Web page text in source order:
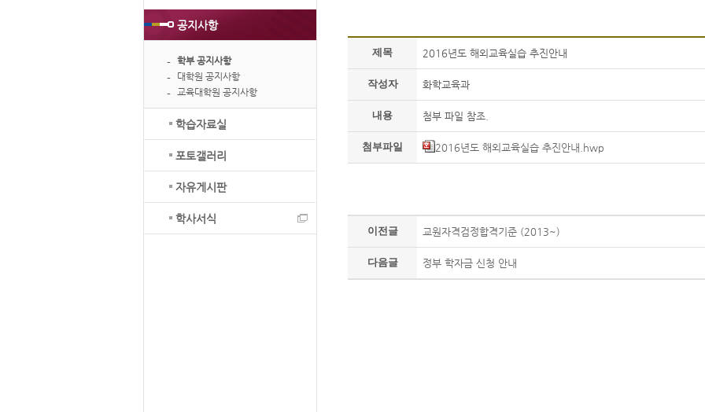
공지사항
학부 공지사항
대학원 공지사항
교육대학원 공지사항
학습자료실
포토갤러리
자유게시판
학사서식
제목 2016년도 해외교육실습 추진안내
작성자 화학교육과
내용 첨부 파일 참조.
첨부파일 2016년도 해외교육실습 추진안내.hwp
이전글 교원자격검정합격기준 (2013~)
다음글 정부 학자금 신청 안내